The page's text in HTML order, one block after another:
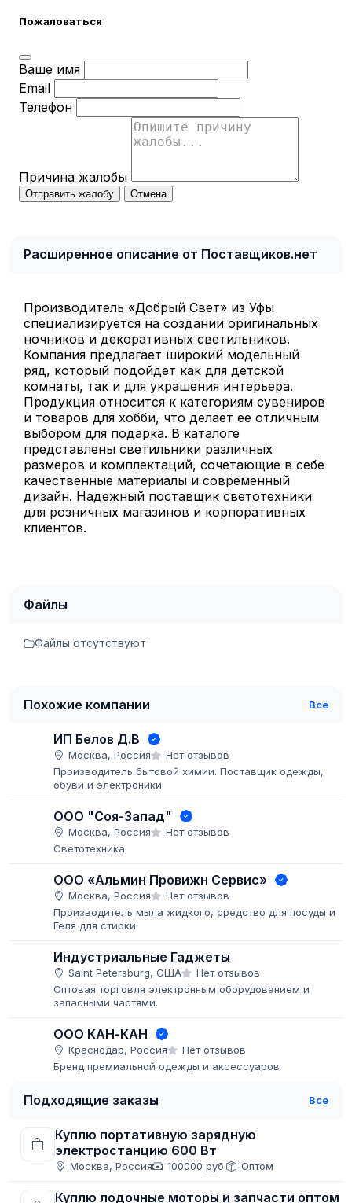
Пожаловаться
Ваше имя
Email
Телефон
Причина жалобы
Отправить жалобу Отмена
Расширенное описание от Поставщиков.нет
Производитель «Добрый Свет» из Уфы
специализируется на создании оригинальных
ночников и декоративных светильников.
Компания предлагает широкий модельный
ряд, который подойдет как для детской
комнаты, так и для украшения интерьера.
Продукция относится к категориям сувениров
и товаров для хобби, что делает ее отличным
выбором для подарка. В каталоге
представлены светильники различных
размеров и комплектаций, сочетающие в себе
качественные материалы и современный
дизайн. Надежный поставщик светотехники
для розничных магазинов и корпоративных
клиентов.
Файлы
Файлы отсутствуют
Похожие компании Все
ИП Белов Д.В
Москва, Россия
Нет отзывов
Производитель бытовой химии. Поставщик одежды,
обуви и электроники
ООО "Соя-Запад"
Москва, Россия
Нет отзывов
Светотехника
ООО «Альмин Провижн Сервис»
Москва, Россия
Нет отзывов
Производитель мыла жидкого, средство для посуды и
Геля для стирки
Индустриальные Гаджеты
Saint Petersburg, США
Нет отзывов
Оптовая торговля электронным оборудованием и
запасными частями.
ООО КАН-КАН
Краснодар, Россия
Нет отзывов
Бренд премиальной одежды и аксессуаров
Подходящие заказы Все
Куплю портативную зарядную
электростанцию 600 Вт
Москва, Россия 100000 руб. Оптом
Куплю лодочные моторы и запчасти оптом